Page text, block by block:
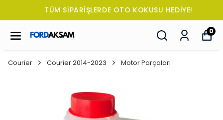
TÜM SİPARİŞLERDE OTO KOKUSU HEDİYE!
0
Courier Courier 2014-2023 Motor Parçaları